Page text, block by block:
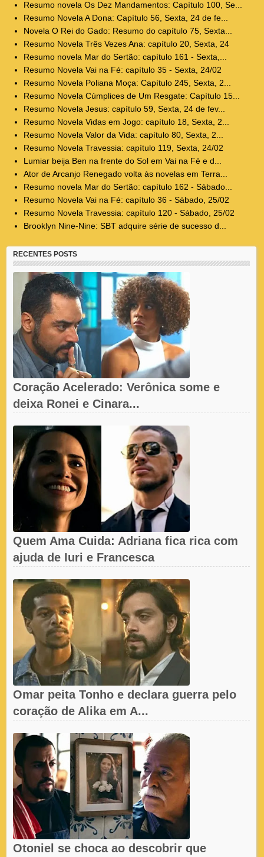
Resumo novela Os Dez Mandamentos: Capítulo 100, Se...
Resumo Novela A Dona: Capítulo 56, Sexta, 24 de fe...
Novela O Rei do Gado: Resumo do capítulo 75, Sexta...
Resumo Novela Três Vezes Ana: capítulo 20, Sexta, 24
Resumo novela Mar do Sertão: capítulo 161 - Sexta,...
Resumo Novela Vai na Fé: capítulo 35 - Sexta, 24/02
Resumo Novela Poliana Moça: Capítulo 245, Sexta, 2...
Resumo Novela Cúmplices de Um Resgate: Capítulo 15...
Resumo Novela Jesus: capítulo 59, Sexta, 24 de fev...
Resumo Novela Vidas em Jogo: capítulo 18, Sexta, 2...
Resumo Novela Valor da Vida: capítulo 80, Sexta, 2...
Resumo Novela Travessia: capítulo 119, Sexta, 24/02
Lumiar beija Ben na frente do Sol em Vai na Fé e d...
Ator de Arcanjo Renegado volta às novelas em Terra...
Resumo novela Mar do Sertão: capítulo 162 - Sábado...
Resumo Novela Vai na Fé: capítulo 36 - Sábado, 25/02
Resumo Novela Travessia: capítulo 120 - Sábado, 25/02
Brooklyn Nine-Nine: SBT adquire série de sucesso d...
RECENTES POSTS
Coração Acelerado: Verônica some e
deixa Ronei e Cinara...
Quem Ama Cuida: Adriana fica rica com
ajuda de Iuri e Francesca
Omar peita Tonho e declara guerra pelo
coração de Alika em A...
Otoniel se choca ao descobrir que